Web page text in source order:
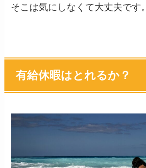
そこは気にしなくて大丈夫です。
有給休暇はとれるか？